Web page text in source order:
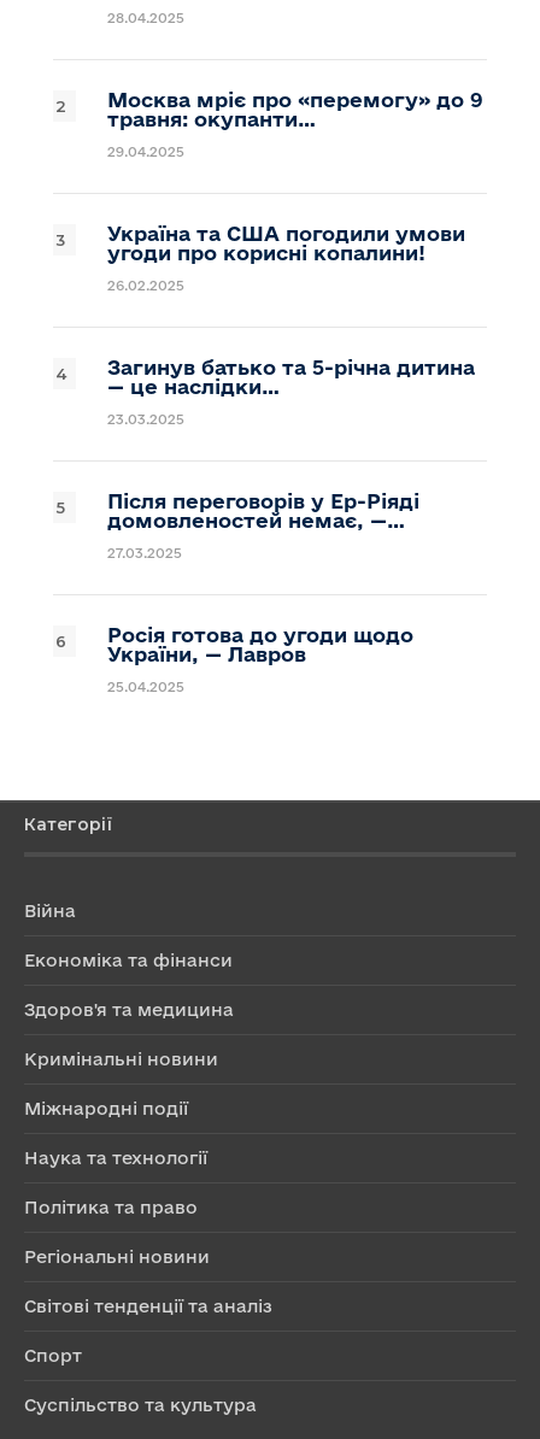
28.04.2025
Москва мріє про «перемогу» до 9
травня: окупанти…
29.04.2025
Україна та США погодили умови
угоди про корисні копалини!
26.02.2025
Загинув батько та 5-річна дитина
— це наслідки…
23.03.2025
Після переговорів у Ер-Ріяді
домовленостей немає, —…
27.03.2025
Росія готова до угоди щодо
України, — Лавров
25.04.2025
Категорії
Війна
Економіка та фінанси
Здоров'я та медицина
Кримінальні новини
Міжнародні події
Наука та технології
Політика та право
Регіональні новини
Світові тенденції та аналіз
Спорт
Суспільство та культура